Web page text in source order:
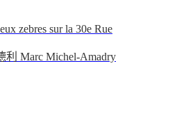
zebres sur la 30e Rue
利 Marc Michel-Amadry